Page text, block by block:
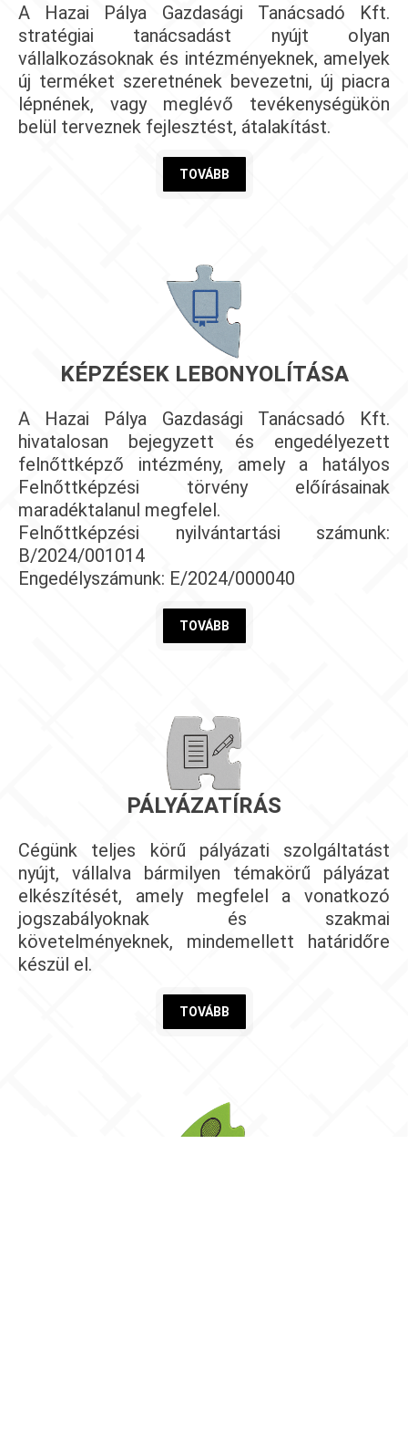
A Hazai Pálya Gazdasági Tanácsadó Kft.
stratégiai tanácsadást nyújt olyan
vállalkozásoknak és intézményeknek, amelyek
új terméket szeretnének bevezetni, új piacra
lépnének, vagy meglévő tevékenységükön
belül terveznek fejlesztést, átalakítást.
TOVÁBB
KÉPZÉSEK LEBONYOLÍTÁSA
A Hazai Pálya Gazdasági Tanácsadó Kft.
hivatalosan bejegyzett és engedélyezett
felnőttképző intézmény, amely a hatályos
Felnőttképzési törvény előírásainak
maradéktalanul megfelel.
Felnőttképzési nyilvántartási számunk:
B/2024/001014
Engedélyszámunk: E/2024/000040
TOVÁBB
PÁLYÁZATÍRÁS
Cégünk teljes körű pályázati szolgáltatást
nyújt, vállalva bármilyen témakörű pályázat
elkészítését, amely megfelel a vonatkozó
jogszabályoknak és szakmai
követelményeknek, mindemellett határidőre
készül el.
TOVÁBB